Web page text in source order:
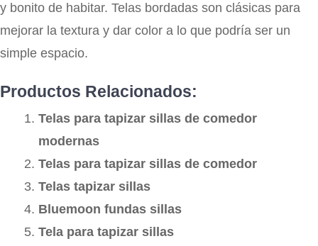
y bonito de habitar. Telas bordadas son clásicas para
mejorar la textura y dar color a lo que podría ser un
simple espacio.
Productos Relacionados:
Telas para tapizar sillas de comedor
modernas
Telas para tapizar sillas de comedor
Telas tapizar sillas
Bluemoon fundas sillas
Tela para tapizar sillas